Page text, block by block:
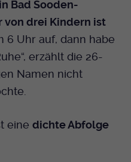
Bad Sooden-
von drei Kindern ist
6 Uhr auf, dann habe
erzählt die 26-
Namen nicht
eine dichte Abfolge
wird genutzt um
ein Benutzer im TYPO3
ist und die Seite
EKHN GmbH
anzeigen
Limited
anzeigen